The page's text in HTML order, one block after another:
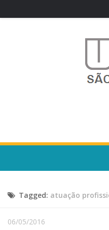
Escola, Institutos e
Núcleos e Comissões
Tagged: atuação
06/05/2016